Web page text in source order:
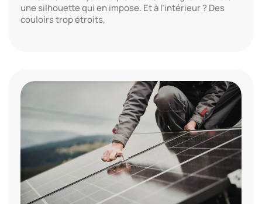
une silhouette qui en impose. Et à l’intérieur ? Des
couloirs trop étroits,